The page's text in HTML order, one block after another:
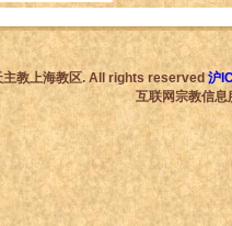
教区. All rights reserved 沪
互联网宗教信息服